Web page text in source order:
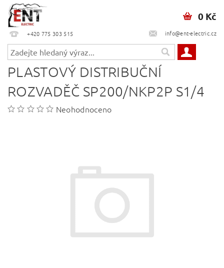
+420 775 303 515 info@ent-electric.cz
0 Kč
PLASTOVÝ DISTRIBUČNÍ
ROZVADĚČ SP200/NKP2P S1/4
Neohodnoceno